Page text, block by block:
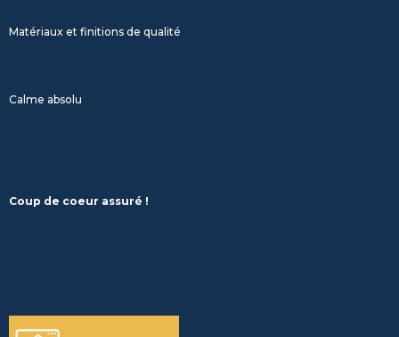
Matériaux et finitions de qualité
Calme absolu
Coup de coeur assuré !